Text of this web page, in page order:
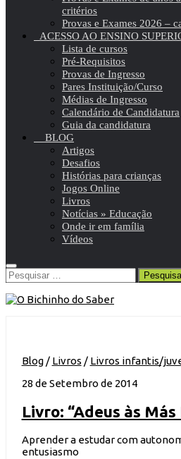
critérios
Provas e Exames 2026 –
ACESSO AO ENSINO
Lista de cursos
Pré-Requisitos
Provas de Ingresso
Pares Instituição/Curso
Médias de Ingresso
Calendário de Candidatura
Guia da candidatura
BLOG
Artigos
Desafios
Histórias para crianças
Jogos Online
Livros
Notícias » Educação
Onde ir em família
Vídeos
Pesquisar
por:
Blog/ Livros / Livros infantis/
28 de Setembro de 2014
Livro: “Adeus às Más
Aprender a estudar com
entusiasmo